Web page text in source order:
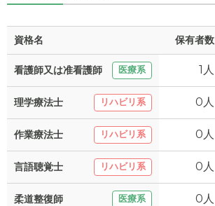
資格名 保有者数
看護師又は准看護師 医療系 1人
理学療法士 リハビリ系 0人
作業療法士 リハビリ系 0人
言語聴覚士 リハビリ系 0人
柔道整復師 医療系 0人